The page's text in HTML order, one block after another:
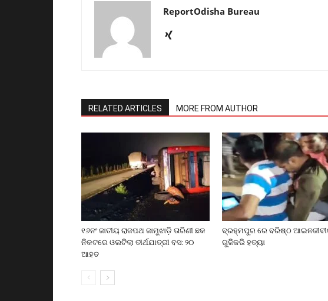
ReportOdisha Bureau
RELATED ARTICLES MORE FROM AUTHOR
୧୬ନଂ ଜାତୀୟ ରାଜପଥ ଜାମୁଝାଡ଼ି ତାରିଣୀ ଛକ
ନିକଟରେ ଓଲଟିଲା ତୀର୍ଥଯାତ୍ରୀ ବସ: ୨୦
ଆହତ
ବ୍ରହ୍ମପୁର ରେ ବରିଷ୍ଠ
ଗୁଳିକରି ହତ୍ୟା